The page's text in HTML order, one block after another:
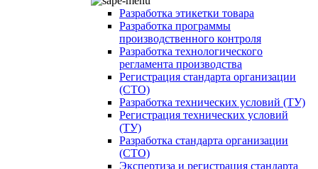
Разработка этикетки товара
Разработка программы
производственного контроля
Разработка технологического
регламента производства
Регистрация стандарта организации
(СТО)
Разработка технических условий (ТУ)
Регистрация технических условий
(ТУ)
Разработка стандарта организации
(СТО)
Экспертиза и регистрация стандарта